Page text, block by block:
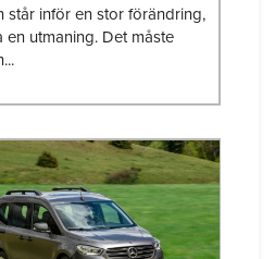
står inför en stor förändring,
utmaning. Det måste